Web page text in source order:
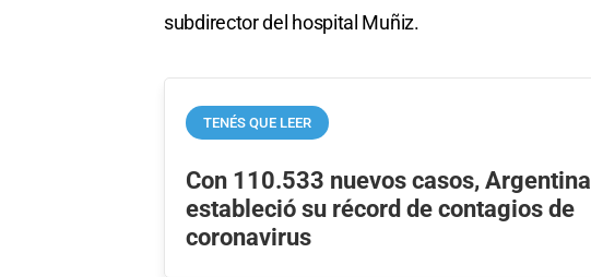
subdirector del hospital Muñiz.
TENÉS QUE LEER
Con 110.533 nuevos casos, Argentina
estableció su récord de contagios de
coronavirus